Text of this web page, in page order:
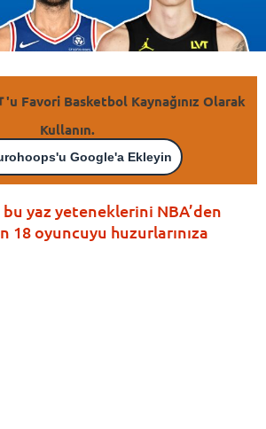
'u Favori Basketbol Kaynağınız Olarak
Kullanın.
Google'a Ekleyin
bu yaz yeteneklerini NBA’den
18 oyuncuyu huzurlarınıza